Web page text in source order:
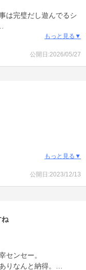
は完璧だし遊んでるシ
周りの人達もみんな面
もっと見る▼
公開日:2026/05/27
もっと見る▼
公開日:2023/12/13
ンセー。
りなんと納得。